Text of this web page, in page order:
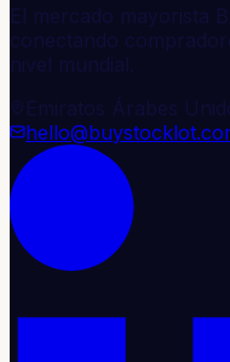
El mercado mayorista
conectando
nivel mundial.
Emiratos Árabes